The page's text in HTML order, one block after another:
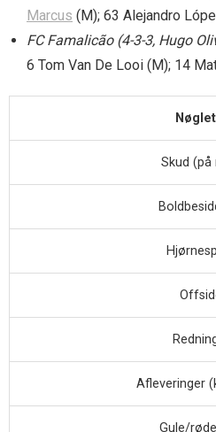
Marcus (M); 63 Alejandro
FC Famalicão (4-3-3, Hugo
6 Tom Van De Looi (M); 14
Skud (på
Afleveringer
Gule/